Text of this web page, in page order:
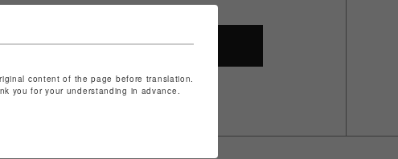
SHOP TOP
content of the page before translation.
you for your understanding in advance.